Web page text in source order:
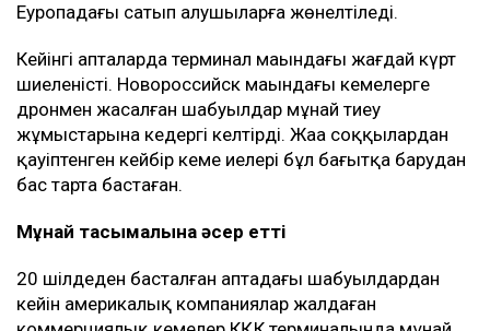
Еуропадағы сатып алушыларға жөнелтіледі.
Кейінгі апталарда терминал маңындағы жағдай күрт
шиеленісті. Новороссийск маңындағы кемелерге
дронмен жасалған шабуылдар мұнай тиеу
жұмыстарына кедергі келтірді. Жаңа соққылардан
қауіптенген кейбір кеме иелері бұл бағытқа барудан
бас тарта бастаған.
Мұнай тасымалына әсер етті
20 шілдеден басталған аптадағы шабуылдардан
кейін америкалық компаниялар жалдаған